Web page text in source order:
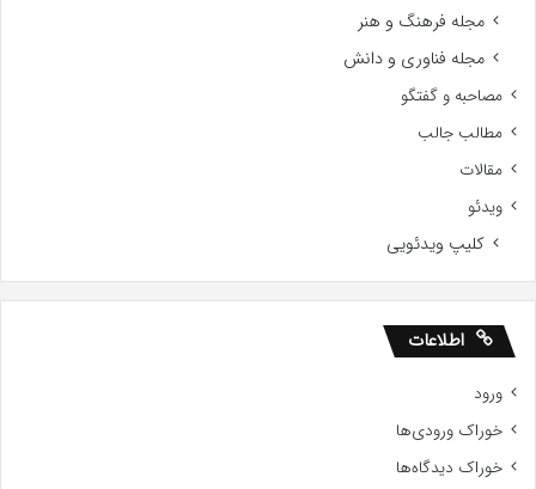
مجله فرهنگ و هنر
مجله فناوری و دانش
مصاحبه و گفتگو
مطالب جالب
مقالات
ویدئو
کلیپ ویدئویی
اطلاعات
ورود
خوراک ورودی‌ها
خوراک دیدگاه‌ها